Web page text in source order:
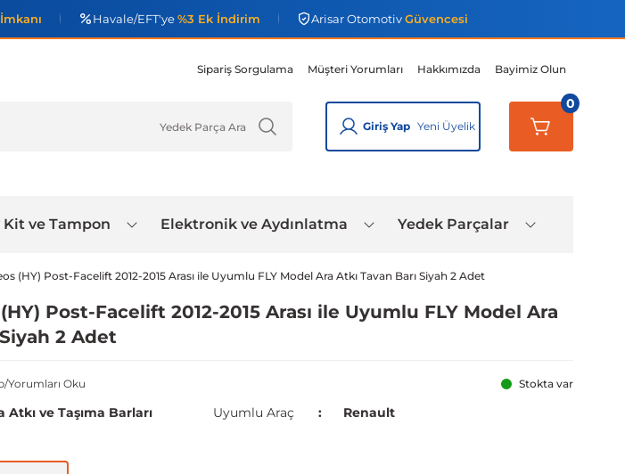
Havale/EFT'ye%3 Ek İndirim Arisar OtomotivGüvencesi
Sipariş Sorgulama Müşteri Yorumları Hakkımızda Bayimiz Olun
Giriş Yap Yeni Üyelik
0
Kit ve Tampon Elektronik ve Aydınlatma Yedek Parçalar
(HY) Post-Facelift 2012-2015 Arası ile Uyumlu FLY Model Ara Atkı Tavan Barı Siyah 2 Adet
Post-Facelift 2012-2015 Arası ile Uyumlu FLY Model Ara
2 Adet
Yorumları Oku Stokta var
Atkı ve Taşıma Barları Uyumlu Araç Renault